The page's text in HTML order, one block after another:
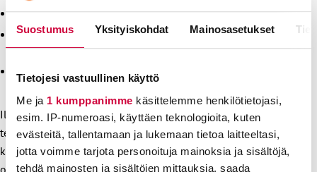
Suostumus Yksityiskohdat Mainosasetukset
Tietojesi vastuullinen käyttö
Me ja 1 kumppanimme käsittelemme henkilötietojasi,
esim. IP-numeroasi, käyttäen teknologioita, kuten
evästeitä, tallentamaan ja lukemaan tietoa laitteeltasi,
jotta voimme tarjota personoituja mainoksia ja sisältöjä,
tehdä mainosten ja sisältöjen mittauksia, saada
20 % kokee ilmoituksen hyödyttömäksi
25 % kokee ohjeistuksen puutteelliseksi tai ei ole
tietoinen siitä
tekemisestä
Ilmoituksen tehneistä 3/4 kertoo, ettei ilmoituksen
tekemisestä ole hyötyä ja vain kolmannes on saanut
kohtuullisen ajan kuluessa tietoa siitä, mihin toimenpiteisiin
on ryhdytty. Tämä on huolestuttavaa – ilmoitusvelvollisuus